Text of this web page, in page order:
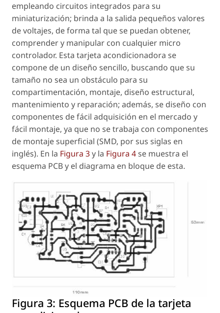
empleando circuitos integrados para su
miniaturización; brinda a la salida pequeños valores
de voltajes, de forma tal que se puedan obtener,
comprender y manipular con cualquier micro
controlador. Esta tarjeta acondicionadora se
compone de un diseño sencillo, buscando que su
tamaño no sea un obstáculo para su
compartimentación, montaje, diseño estructural,
mantenimiento y reparación; además, se diseño con
componentes de fácil adquisición en el mercado y
fácil montaje, ya que no se trabaja con componentes
de montaje superficial (SMD, por sus siglas en
inglés). En la Figura 3y la Figura 4se muestra el
esquema PCB y el diagrama en bloque de esta.
Figura 3: Esquema PCB de la tarjeta